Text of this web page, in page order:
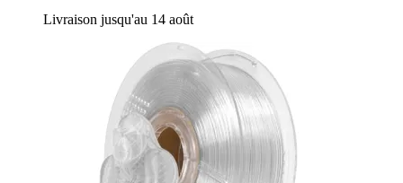
Livraison jusqu'au 14 août